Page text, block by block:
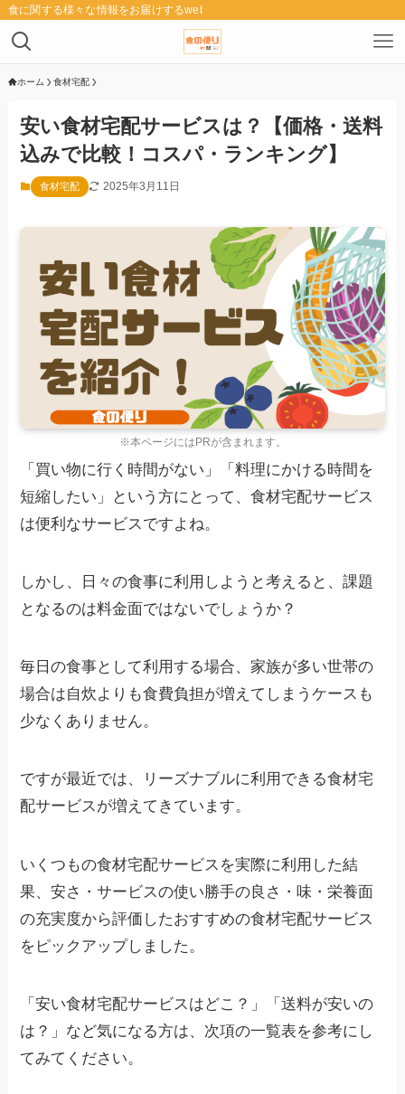
食に関する様々な情報をお届けするwebメディア「食の便り」
ホーム 食材宅配
安い食材宅配サービスは？【価格・送料
込みで比較！コスパ・ランキング】
食材宅配 2025年3月11日
※本ページにはPRが含まれます。
「買い物に行く時間がない」「料理にかける時間を
短縮したい」という方にとって、食材宅配サービス
は便利なサービスですよね。
しかし、日々の食事に利用しようと考えると、課題
となるのは料金面ではないでしょうか？
毎日の食事として利用する場合、家族が多い世帯の
場合は自炊よりも食費負担が増えてしまうケースも
少なくありません。
ですが最近では、リーズナブルに利用できる食材宅
配サービスが増えてきています。
いくつもの食材宅配サービスを実際に利用した結
果、安さ・サービスの使い勝手の良さ・味・栄養面
の充実度から評価したおすすめの食材宅配サービス
をピックアップしました。
「安い食材宅配サービスはどこ？」「送料が安いの
は？」など気になる方は、次項の一覧表を参考にし
てみてください。